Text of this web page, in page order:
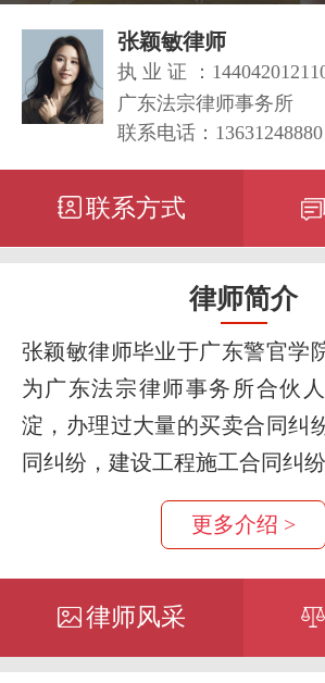
张颖敏律师
执 业 证 ：
广东法宗律师事务所
联系电话： 13631248880
联系方式
律师简介
张颖敏律师毕业于广东警官学
为广东法宗律师事务所合伙
淀，办理过大量的买卖合同纠
同纠纷，建设工程施工合同纠
更多介绍 >
律师风采